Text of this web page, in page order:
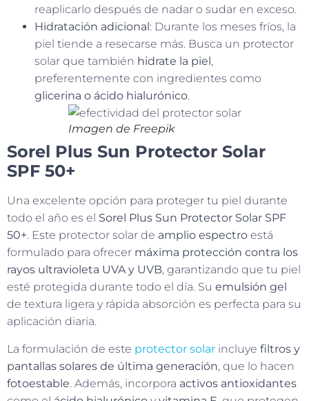
reaplicarlo después de nadar o sudar en exceso.
Hidratación adicional : Durante los meses fríos, la
piel tiende a resecarse más. Busca un protector
solar que también hidrate la piel ,
preferentemente con ingredientes como
glicerina o ácido hialurónico.
Imagen de Freepik
Sorel Plus Sun Protector Solar
SPF 50+
Una excelente opción para proteger tu piel durante
todo el año es el Sorel Plus Sun Protector Solar SPF
50+. Este protector solar de amplio espectro está
formulado para ofrecer máxima protección contra los
rayos ultravioleta UVA y UVB, garantizando que tu piel
esté protegida durante todo el día. Su emulsión gel
de textura ligera y rápida absorción es perfecta para su
aplicación diaria.
La formulación de este protector solar incluye filtros y
pantallas solares de última generación, que lo hacen
fotoestable. Además, incorpora activos antioxidantes